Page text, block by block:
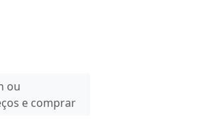
ou
e comprar